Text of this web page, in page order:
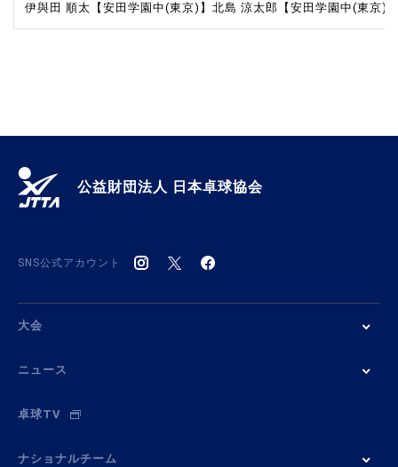
伊與田 順太【安田学園中(東京)】 北島 涼太郎【安田学園中(東京)
公益財団法人 日本卓球協会
SNS公式アカウント
大会
ニュース
卓球TV
ナショナルチーム